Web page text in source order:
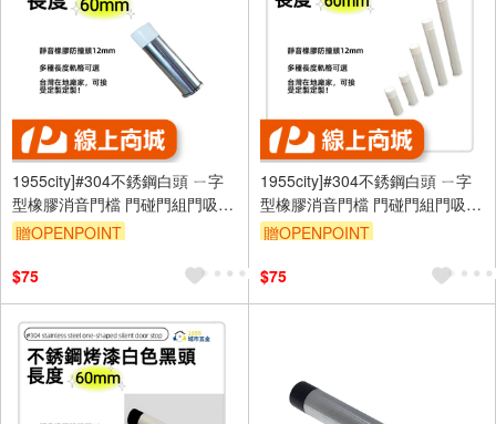
1955city]#304不銹鋼白頭 ㄧ字
型橡膠消音門檔 門碰門組門吸打
孔款1101-c [ 不銹鋼白頭60mm]
贈OPENPOINT
$75
1955city]#304不銹鋼白頭 ㄧ字
型橡膠消音門檔 門碰門組門吸打
孔款1101-B 不銹鋼烤漆白+白頭
贈OPENPOINT
$75